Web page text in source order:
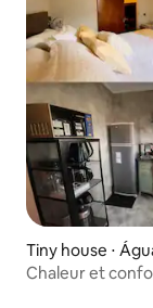
Tiny house ⋅
Chaleur et